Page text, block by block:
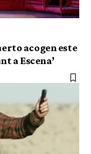
acogen este
a Escena’